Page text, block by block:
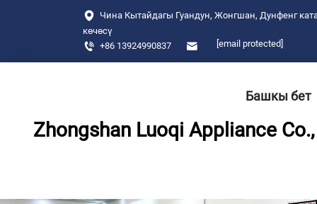
Чина Кытайдагы Гуандун, Жонгшан, Дунфенг
көчөсү
+86 13924990837
[email protected]
Zhongshan Luoqi Appliance
Башкы бет